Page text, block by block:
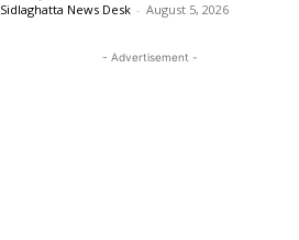
Sidlaghatta News Desk - August 5, 2026
- Advertisement -